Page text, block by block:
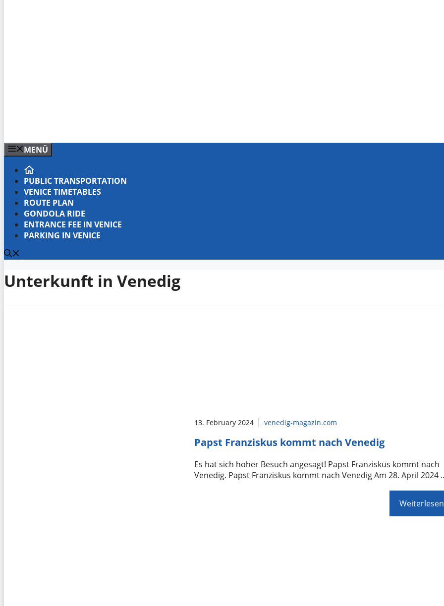
MENÜ
PUBLIC TRANSPORTATION
VENICE TIMETABLES
ROUTE PLAN
GONDOLA RIDE
ENTRANCE FEE IN VENICE
PARKING IN VENICE
Unterkunft in Venedig
13. February 2024 venedig-magazin.com
Papst Franziskus kommt nach Venedig
Es hat sich hoher Besuch angesagt! Papst Franziskus kommt nach
Venedig. Papst Franziskus kommt nach Venedig Am 28. April 2024
Weiterlesen